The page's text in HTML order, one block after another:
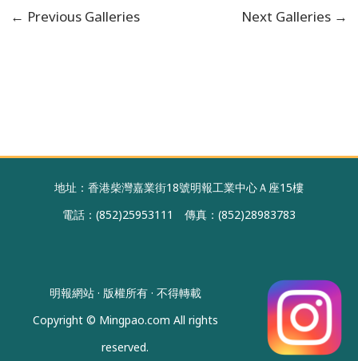
← Previous Galleries Next Galleries →
地址：香港柴灣嘉業街18號明報工業中心Ａ座15樓
電話：(852)25953111 傳真：(852)28983783
明報網站 · 版權所有 · 不得轉載
Copyright © Mingpao.com All rights
reserved.